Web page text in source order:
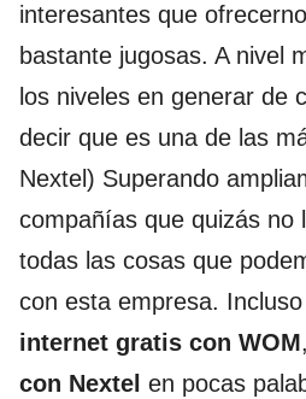
interesantes que
bastante jugosas. A nivel
los niveles en generar de
decir que es una de las
Nextel) Superando
compañías que quizás no
todas las cosas que
con esta empresa.
internet gratis con WOM,
con Nextel en pocas